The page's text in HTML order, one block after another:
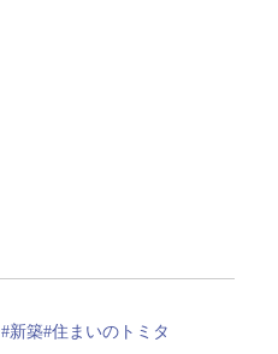
#新築#住まいのトミタ